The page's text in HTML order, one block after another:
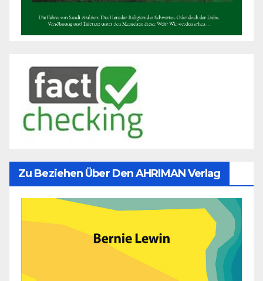
Zu Beziehen Über Den AHRIMAN Verlag